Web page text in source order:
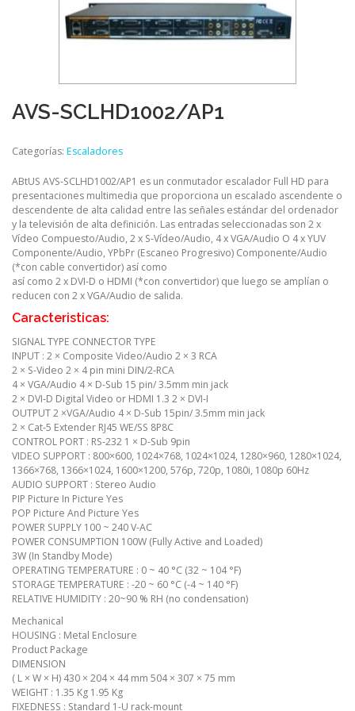
AVS-SCLHD1002/AP1
Categorías: Escaladores
ABtUS AVS-SCLHD1002/AP1 es un conmutador escalador Full HD para
presentaciones multimedia que proporciona un escalado ascendente o
descendente de alta calidad entre las señales estándar del ordenador
y la televisión de alta definición. Las entradas seleccionadas son 2 x
Vídeo Compuesto/Audio, 2 x S-Vídeo/Audio, 4 x VGA/Audio O 4 x YUV
Componente/Audio, YPbPr (Escaneo Progresivo) Componente/Audio
(*con cable convertidor) así como
así como 2 x DVI-D o HDMI (*con convertidor) que luego se amplían o
reducen con 2 x VGA/Audio de salida.
Caracteristicas:
SIGNAL TYPE CONNECTOR TYPE
INPUT : 2 × Composite Video/Audio 2 × 3 RCA
2 × S-Video 2 × 4 pin mini DIN/2-RCA
4 × VGA/Audio 4 × D-Sub 15 pin/ 3.5mm min jack
2 × DVI-D Digital Video or HDMI 1.3 2 × DVI-I
OUTPUT 2 ×VGA/Audio 4 × D-Sub 15pin/ 3.5mm min jack
2 × Cat-5 Extender RJ45 WE/SS 8P8C
CONTROL PORT : RS-232 1 × D-Sub 9pin
VIDEO SUPPORT : 800×600, 1024×768, 1024×1024, 1280×960, 1280×1024,
1366×768, 1366×1024, 1600×1200, 576p, 720p, 1080i, 1080p 60Hz
AUDIO SUPPORT : Stereo Audio
PIP Picture In Picture Yes
POP Picture And Picture Yes
POWER SUPPLY 100 ~ 240 V-AC
POWER CONSUMPTION 100W (Fully Active and Loaded)
3W (In Standby Mode)
OPERATING TEMPERATURE : 0 ~ 40 °C (32 ~ 104 °F)
STORAGE TEMPERATURE : -20 ~ 60 °C (-4 ~ 140 °F)
RELATIVE HUMIDITY : 20~90 % RH (no condensation)
Mechanical
HOUSING : Metal Enclosure
Product Package
DIMENSION
( L × W × H) 430 × 204 × 44 mm 504 × 307 × 75 mm
WEIGHT : 1.35 Kg 1.95 Kg
FIXEDNESS : Standard 1-U rack-mount